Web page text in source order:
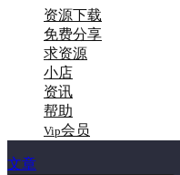
资源下载
免费分享
求资源
小店
资讯
帮助
Vip会员
文章